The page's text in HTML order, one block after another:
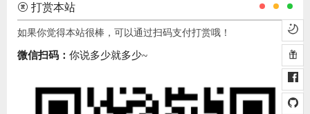
打赏本站
如果你觉得本站很棒，可以通过扫码支付打赏哦！
微信扫码： 你说多少就多少~